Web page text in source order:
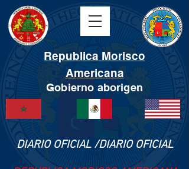
Republica Morisco
Americana
Gobierno aborigen
DIARIO OFICIAL /DIARIO OFICIAL